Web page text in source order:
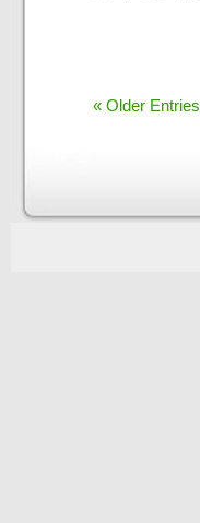
« Older Entries